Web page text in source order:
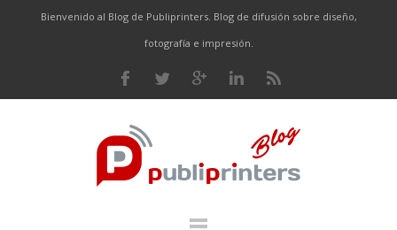
Bienvenido al Blog de Publiprinters. Blog de difusión sobre diseño,
fotografía e impresión.